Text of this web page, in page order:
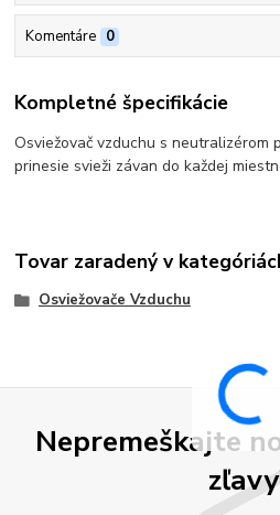
Komentáre 0
Kompletné špecifikácie
Osviežovač vzduchu s neutralizérom
prinesie svieži závan do každej
Tovar zaradený v
Osviežovače Vzduchu
Nepremeškajte